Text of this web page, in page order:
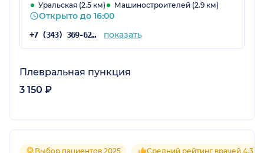
Уральская (2.5 км) Машиностроителей (2.9 км)
Открыто до 16:00
+7 (343) 369-62-32 показать
Плевральная пункция
3 150 ₽
Выбор пациентов 2025 Средний рейтинг врачей 4.3